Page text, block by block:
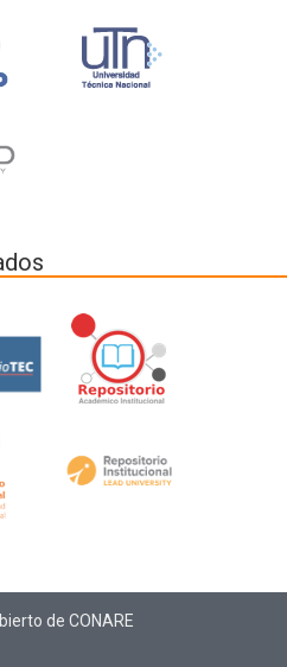
de CONARE